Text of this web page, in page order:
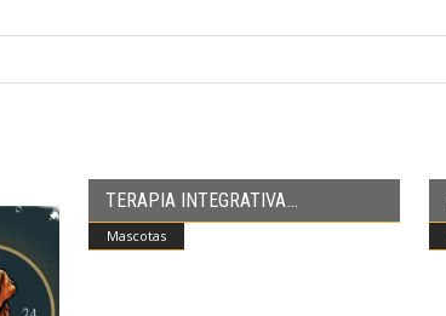
Mascotas
TERAPIA INTEGRATIVA